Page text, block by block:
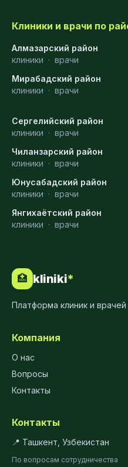
Клиники и врачи по
Алмазарский район
клиники · врачи
Мирабадский район
клиники · врачи
Сергелийский район
клиники · врачи
Чиланзарский район
клиники · врачи
Юнусабадский район
клиники · врачи
Янгихаётский район
клиники · врачи
🏥 kliniki*
Платформа клиник и врачей
Компания
О нас
Вопросы
Контакты
Контакты
📍 Ташкент, Узбекистан
По вопросам сотрудничества